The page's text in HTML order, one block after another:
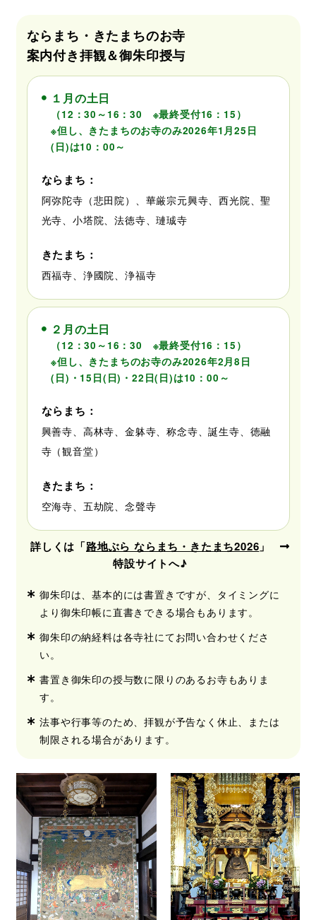
ならまち・きたまちのお寺
案内付き拝観＆御朱印授与
１月の土日
（12：30～16：30 ※最終受付16：15）
※但し、きたまちのお寺のみ2026年1月25日
(日)は10：00～
ならまち：
阿弥陀寺（悲田院）、華厳宗元興寺、西光院、聖
光寺、小塔院、法徳寺、璉珹寺
きたまち：
西福寺、浄國院、浄福寺
２月の土日
（12：30～16：30 ※最終受付16：15）
※但し、きたまちのお寺のみ2026年2月8日
(日)・15日(日)・22日(日)は10：00～
ならまち：
興善寺、高林寺、金躰寺、称念寺、誕生寺、徳融
寺（観音堂）
きたまち：
空海寺、五劫院、念聲寺
詳しくは「路地ぶら ならまち・きたまち2026」
特設サイトへ♪
御朱印は、基本的には書置きですが、タイミングに
より御朱印帳に直書きできる場合もあります。
御朱印の納経料は各寺社にてお問い合わせくださ
い。
書置き御朱印の授与数に限りのあるお寺もありま
す。
法事や行事等のため、拝観が予告なく休止、または
制限される場合があります。